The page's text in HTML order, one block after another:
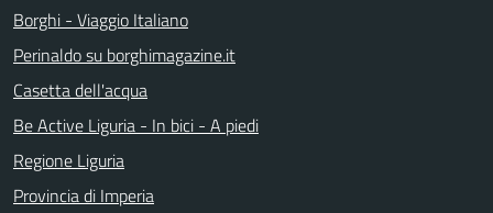
Borghi - Viaggio Italiano
Perinaldo su borghimagazine.it
Casetta dell'acqua
Be Active Liguria - In bici - A piedi
Regione Liguria
Provincia di Imperia